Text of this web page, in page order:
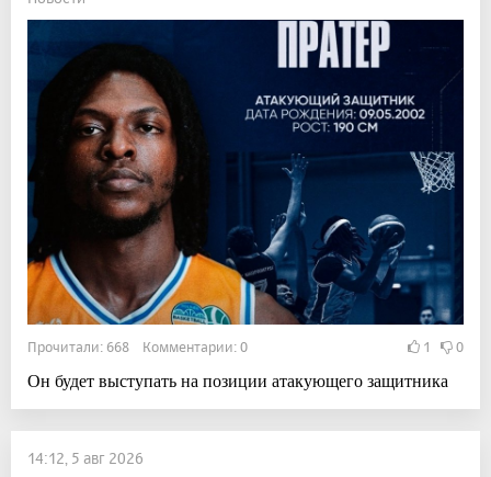
Прочитали: 668 Комментарии: 0 1 0
Он будет выступать на позиции атакующего защитника
14:12, 5 авг 2026